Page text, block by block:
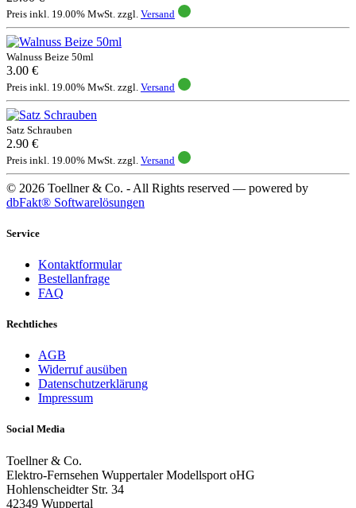
Preis inkl. 19.00% MwSt. zzgl. Versand
Walnuss Beize 50ml
3.00 €
Preis inkl. 19.00% MwSt. zzgl. Versand
Satz Schrauben
2.90 €
Preis inkl. 19.00% MwSt. zzgl. Versand
© 2026 Toellner & Co. - All Rights reserved — powered by
dbFakt® Softwarelösungen
Service
Kontaktformular
Bestellanfrage
FAQ
Rechtliches
AGB
Widerruf ausüben
Datenschutzerklärung
Impressum
Social Media
Toellner & Co.
Elektro-Fernsehen Wuppertaler Modellsport oHG
Hohlenscheidter Str. 34
42349 Wuppertal